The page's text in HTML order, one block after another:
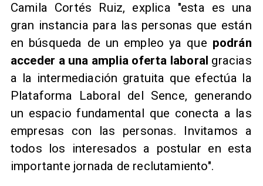
Camila Cortés Ruiz, explica "esta es una
gran instancia para las personas que están
en búsqueda de un empleo ya que podrán
acceder a una amplia oferta laboral gracias
a la intermediación gratuita que efectúa la
Plataforma Laboral del Sence, generando
un espacio fundamental que conecta a las
empresas con las personas. Invitamos a
todos los interesados a postular en esta
importante jornada de reclutamiento".